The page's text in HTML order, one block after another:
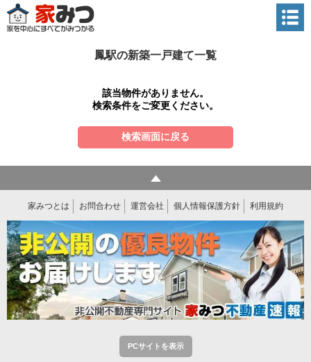
鳳駅の新築一戸建て一覧
該当物件がありません。
検索条件をご変更ください。
検索画面に戻る
家みつとは お問合わせ 運営会社 個人情報保護方針 利用規約
PCサイトを表示